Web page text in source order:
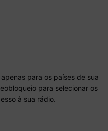
para os países de sua
para selecionar os
à sua rádio.